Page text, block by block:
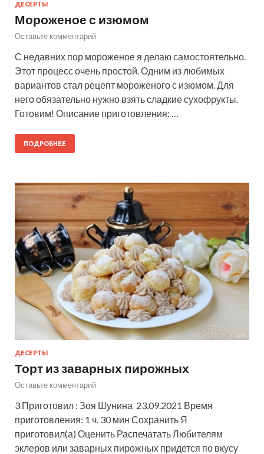
ДЕСЕРТЫ
Мороженое с изюмом
Оставьте комментарий
С недавних пор мороженое я делаю самостоятельно.
Этот процесс очень простой. Одним из любимых
вариантов стал рецепт мороженого с изюмом. Для
него обязательно нужно взять сладкие сухофрукты.
Готовим! Описание приготовления: …
ПОДРОБНЕЕ
ДЕСЕРТЫ
Торт из заварных пирожных
Оставьте комментарий
3 Приготовил : Зоя Шунина 23.09.2021 Время
приготовления: 1 ч. 30 мин Сохранить Я
приготовил(а) Оценить Распечатать Любителям
эклеров или заварных пирожных придется по вкусу